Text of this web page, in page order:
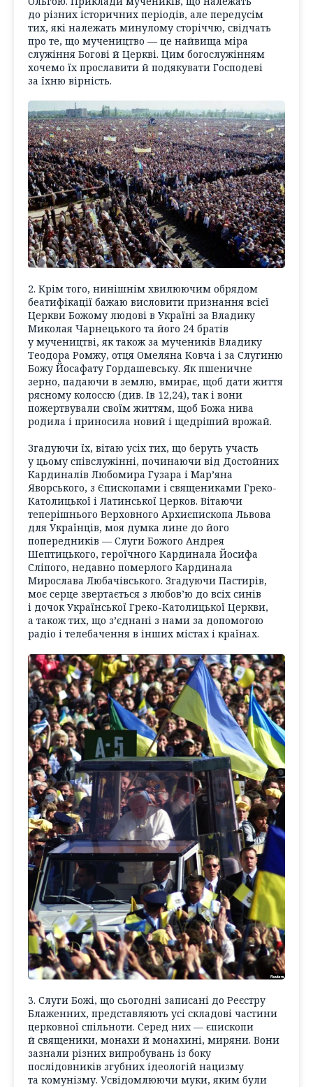
до різних історичних періодів, але передусім
тих, які належать минулому сторіччю, свідчать
про те, що мучеництво — це найвища міра
служіння Богові й Церкві. Цим богослужінням
хочемо їх прославити й подякувати Господеві
за їхню вірність.
2. Крім того, нинішнім хвилюючим обрядом
беатифікації бажаю висловити признання всієї
Церкви Божому людові в Україні за Владику
Миколая Чарнецького та його 24 братів
у мучеництві, як також за мучеників Владику
Теодора Ромжу, отця Омеляна Ковча і за Слугиню
Божу Йосафату Гордашевську. Як пшеничне
зерно, падаючи в землю, вмирає, щоб дати життя
рясному колоссю (див. Ів 12,24), так і вони
пожертвували своїм життям, щоб Божа нива
родила і приносила новий і щедріший врожай.
Згадуючи їх, вітаю усіх тих, що беруть участь
у цьому співслужінні, починаючи від Достойних
Кардиналів Любомира Гузара і Мар’яна
Яворського, з Єпископами і священиками Греко-
Католицької і Латинської Церков. Вітаючи
теперішнього Верховного Архиєпископа Львова
для Українців, моя думка лине до його
попередників — Слуги Божого Андрея
Шептицького, героїчного Кардинала Йосифа
Сліпого, недавно померлого Кардинала
Мирослава Любачівського. Згадуючи Пастирів,
моє серце звертається з любов’ю до всіх синів
і дочок Української Греко-Католицької Церкви,
а також тих, що з’єднані з нами за допомогою
радіо і телебачення в інших містах і країнах.
3. Слуги Божі, що сьогодні записані до Реєстру
Блаженних, представляють усі складові частини
церковної спільноти. Серед них — єпископи
й священики, монахи й монахині, миряни. Вони
зазнали різних випробувань із боку
послідовників згубних ідеологій нацизму
та комунізму. Усвідомлюючи муки, яким були